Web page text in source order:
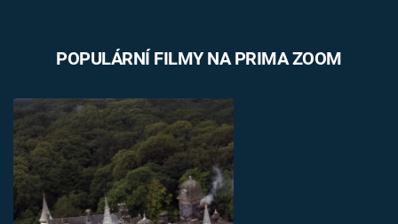
POPULÁRNÍ FILMY NA PRIMA ZOOM